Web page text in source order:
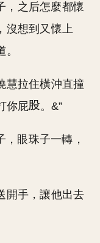
，之后怎麼都懷
沒想到又懷上
慧拉住橫沖直撞
你屁
。&”
，眼珠子一轉，
開手，讓他出去